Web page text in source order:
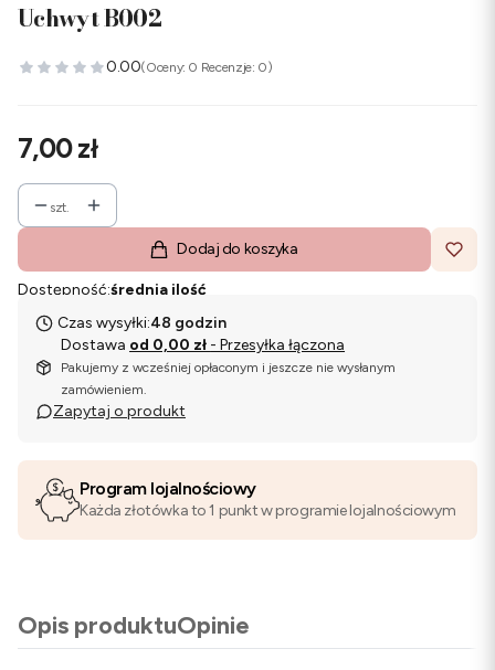
Uchwyt B002
0.00(Oceny: 0 Recenzje: 0)
Cena
7,00 zł
szt.
Dodaj do koszyka
Dostępność:średnia ilość
Czas wysyłki:48 godzin
Dostawa od 0,00 zł - Przesyłka łączona
Pakujemy z wcześniej opłaconym i jeszcze nie wysłanym
zamówieniem.
Zapytaj o produkt
Program lojalnościowy
Każda złotówka to 1 punkt w programie lojalnościowym
Opis produktuOpinie